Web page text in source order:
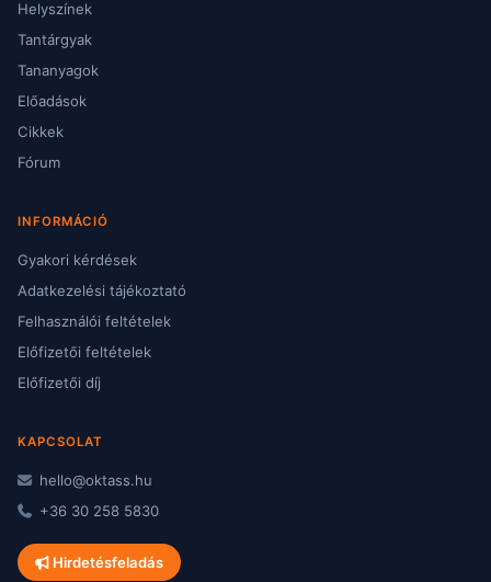
Helyszínek
Tantárgyak
Tananyagok
Előadások
Cikkek
Fórum
INFORMÁCIÓ
Gyakori kérdések
Adatkezelési tájékoztató
Felhasználói feltételek
Előfizetői feltételek
Előfizetői díj
KAPCSOLAT
hello@oktass.hu
+36 30 258 5830
Hirdetésfeladás